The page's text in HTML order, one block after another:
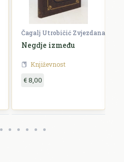
Čagalj Utrobičić Zvjezdana
Negdje između
Književnost
€ 8,00